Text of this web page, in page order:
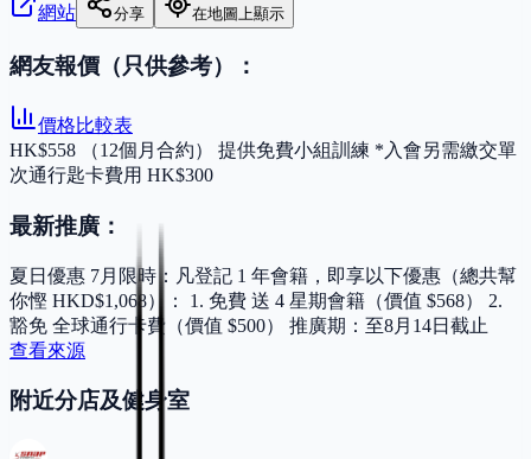
網站
分享 在地圖上顯示
網友報價（只供參考）：
價格比較表
HK$558 （12個月合約） 提供免費小組訓練 *入會另需繳交單
次通行匙卡費用 HK$300
最新推廣：
夏日優惠 7月限時：凡登記 1 年會籍，即享以下優惠（總共幫
你慳 HKD$1,068）： 1. 免費 送 4 星期會籍（價值 $568） 2.
豁免 全球通行卡費（價值 $500） 推廣期：至8月14日截止
查看來源
附近分店及健身室